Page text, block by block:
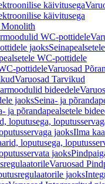
käivitusega
käivitusega
WC-pottidele
jaoks
WC-pottidele
pottideleVaruosad
Varuosad Tarvikud
bideedele
jaoksSeina- ja
ja põrandapealsetele
loputusega,
jaoksIlma
loputusega,
jaoks
Varuosad
jaoks